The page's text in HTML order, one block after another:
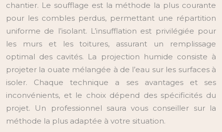
chantier. Le soufflage est la méthode la plus courante
pour les combles perdus, permettant une répartition
uniforme de l’isolant. L’insufflation est privilégiée pour
les murs et les toitures, assurant un remplissage
optimal des cavités. La projection humide consiste à
projeter la ouate mélangée à de l’eau sur les surfaces à
isoler. Chaque technique a ses avantages et ses
inconvénients, et le choix dépend des spécificités du
projet. Un professionnel saura vous conseiller sur la
méthode la plus adaptée à votre situation.